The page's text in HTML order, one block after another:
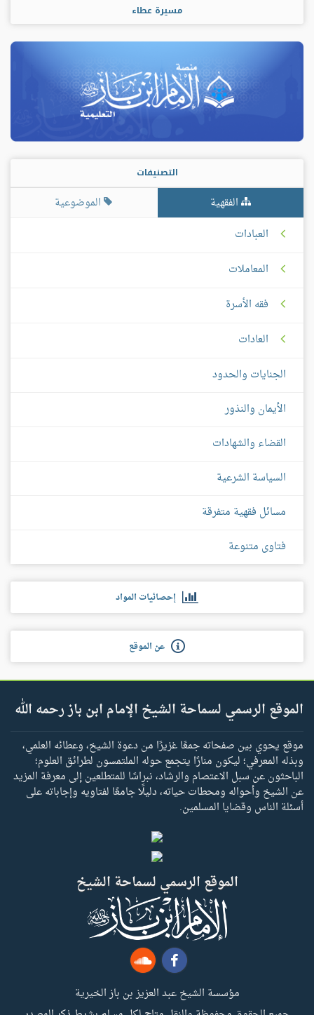
مسيرة عطاء
التصنيفات
الفقهية
الموضوعية
العبادات
المعاملات
فقه الأسرة
العادات
الجنايات والحدود
الأيمان والنذور
القضاء والشهادات
السياسة الشرعية
مسائل فقهية متفرقة
فتاوى متنوعة
إحصائيات المواد
عن الموقع
الموقع الرسمي لسماحة الشيخ الإمام ابن باز رحمه الله
موقع يحوي بين صفحاته جمعًا غزيرًا من دعوة الشيخ، وعطائه العلمي،
وبذله المعرفي؛ ليكون منارًا يتجمع حوله الملتمسون لطرائق العلوم؛
الباحثون عن سبل الاعتصام والرشاد، نبراسًا للمتطلعين إلى معرفة المزيد
عن الشيخ وأحواله ومحطات حياته، دليلًا جامعًا لفتاويه وإجاباته على
أسئلة الناس وقضايا المسلمين.
الموقع الرسمي لسماحة الشيخ
مؤسسة الشيخ عبد العزيز بن باز الخيرية